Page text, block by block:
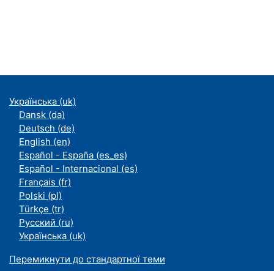
Українська ‎(uk)‎
Dansk ‎(da)‎
Deutsch ‎(de)‎
English ‎(en)‎
Español - España ‎(es_es)‎
Español - Internacional ‎(es)‎
Français ‎(fr)‎
Polski ‎(pl)‎
Türkçe ‎(tr)‎
Русский ‎(ru)‎
Українська ‎(uk)‎
Перемикнути до стандартної теми